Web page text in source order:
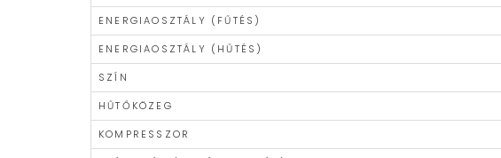
ENERGIAOSZTÁLY (FŰTÉS)
ENERGIAOSZTÁLY (HŰTÉS)
SZÍN
HŰTŐKÖZEG
KOMPRESSZOR